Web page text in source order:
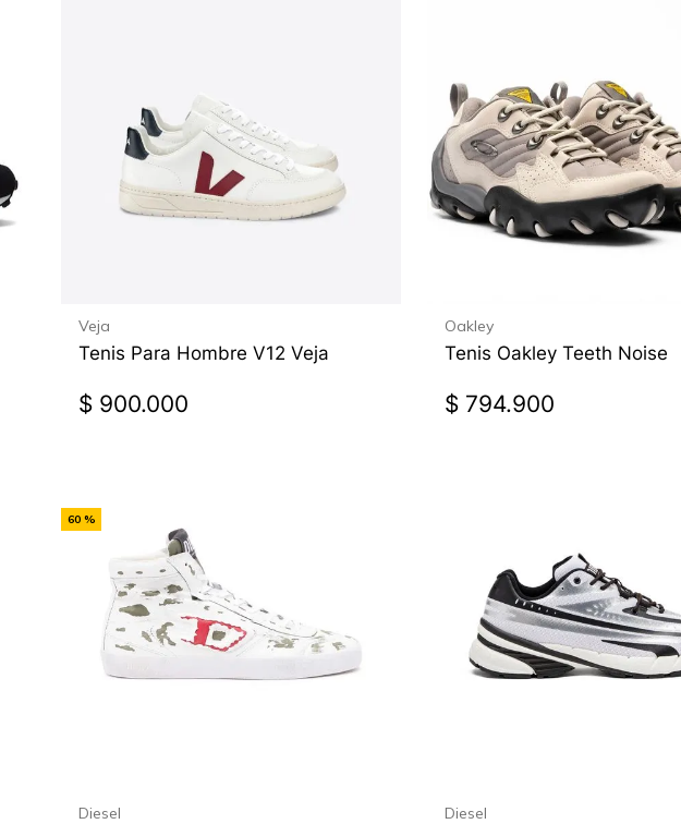
Veja
Tenis Para Hombre V12 Veja
$ 900.000
Oakley
Tenis Oakley Teeth Noise
$ 794.900
60 %
Diesel Diesel